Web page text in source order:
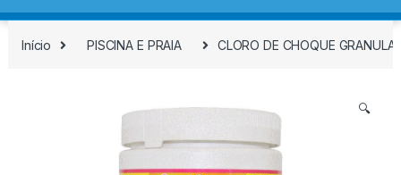
Início PISCINA E PRAIA CLORO DE CHOQUE
🔍